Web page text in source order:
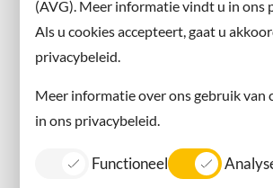
(AVG). Meer informatie vindt u in ons
Als u cookies accepteert, gaat u
privacybeleid.
Meer informatie over ons gebruik van
in ons privacybeleid.
Functioneel
Contact met de
Contact
Information in English